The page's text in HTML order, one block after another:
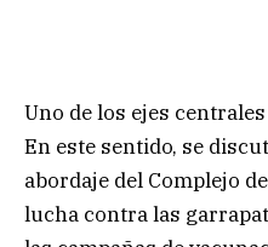
Uno de los ejes
En este sentido, se
abordaje del Complejo
lucha contra las